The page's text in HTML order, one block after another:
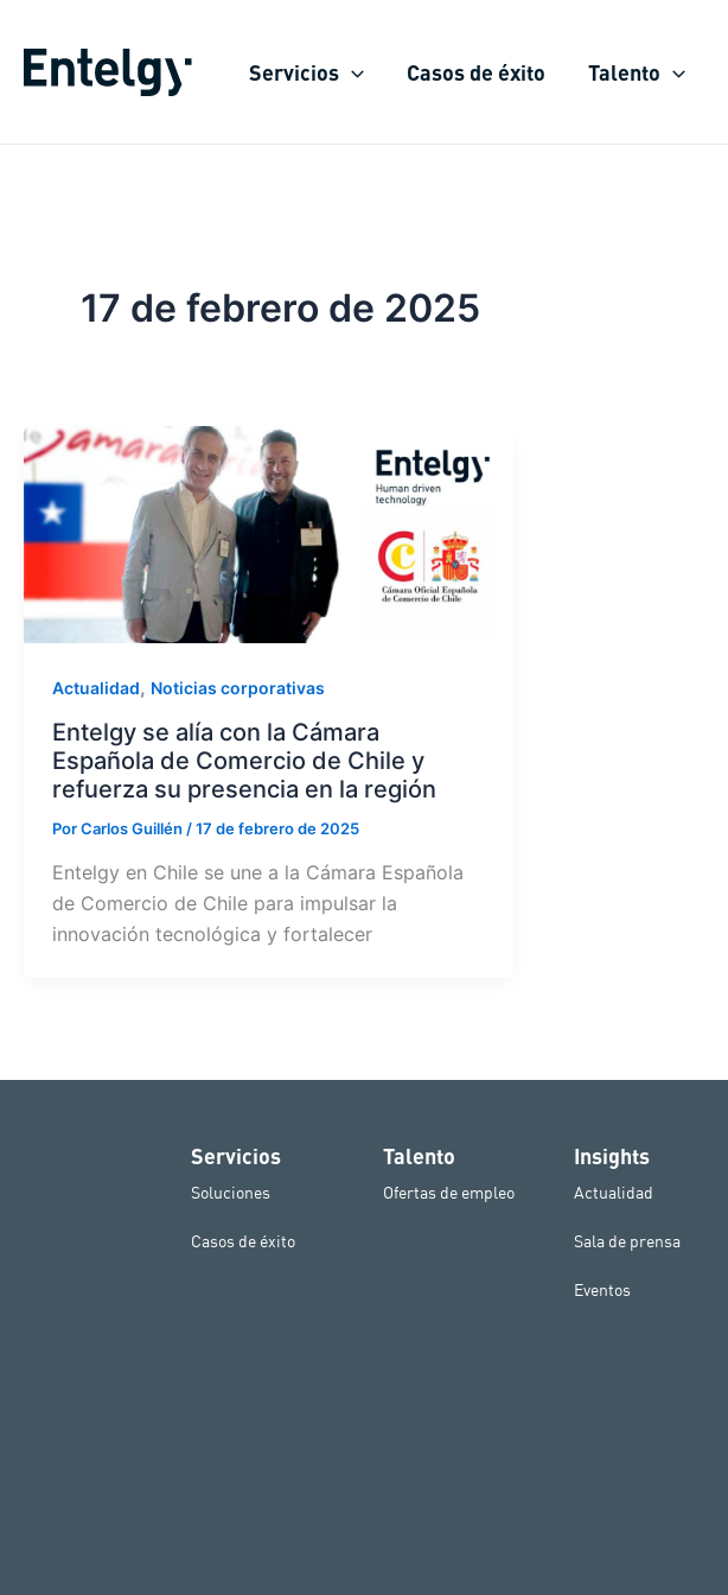
contenido
Servicios Casos de éxito Talento
17 de febrero de 2025
Actualidad, Noticias corporativas
Entelgy se alía con la Cámara
Española de Comercio de Chile y
refuerza su presencia en la región
PorCarlos Guillén /17 de febrero de 2025
Entelgy en Chile se une a la Cámara Española
de Comercio de Chile para impulsar la
innovación tecnológica y fortalecer
Servicios
Soluciones
Casos de éxito
Talento
Ofertas de empleo
Insights
Actualidad
Sala de prensa
Eventos